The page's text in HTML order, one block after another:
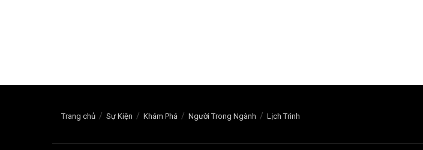
Trang chủ Sự Kiện Khám Phá Người Trong Ngành Lịch Trình